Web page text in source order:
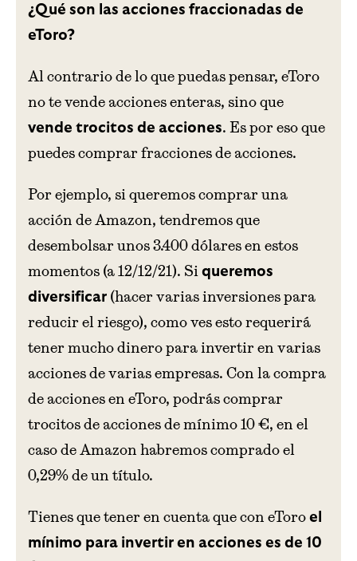
¿Qué son las acciones fraccionadas de
eToro?
Al contrario de lo que puedas pensar, eToro
no te vende acciones enteras, sino que
vende trocitos de acciones. Es por eso que
puedes comprar fracciones de acciones.
Por ejemplo, si queremos comprar una
acción de Amazon, tendremos que
desembolsar unos 3.400 dólares en estos
momentos (a 12/12/21). Si queremos
diversificar (hacer varias inversiones para
reducir el riesgo), como ves esto requerirá
tener mucho dinero para invertir en varias
acciones de varias empresas. Con la compra
de acciones en eToro, podrás comprar
trocitos de acciones de mínimo 10 €, en el
caso de Amazon habremos comprado el
0,29% de un título.
Tienes que tener en cuenta que con eToro el
mínimo para invertir en acciones es de 10